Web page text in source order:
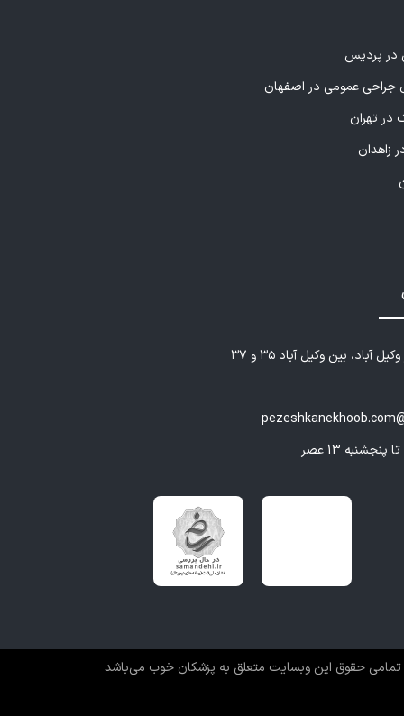
در پردیس
عمومی در اصفهان
در تهران
زاهدان
آباد، بین وکیل آباد ۳۵ و ۳۷
تمامی حقوق این وبسایت متعلق به پزشکان خوب می‌باشد